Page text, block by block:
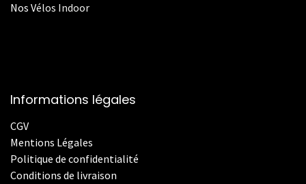
Nos Vélos Indoor
Informations légales
CGV
Mentions Légales
Politique de confidentialité
Conditions de livraison